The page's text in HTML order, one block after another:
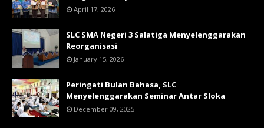
April 17, 2026
SLC SMA Negeri 3 Salatiga Menyelenggarakan
Reorganisasi
January 15, 2026
Peringati Bulan Bahasa, SLC
Menyelenggarakan Seminar Antar Sloka
December 09, 2025